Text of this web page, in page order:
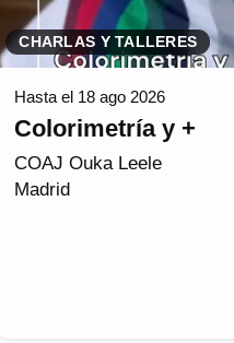
CHARLAS Y TALLERES
Hasta el 18 ago 2026
Colorimetría y +
COAJ Ouka Leele
Madrid